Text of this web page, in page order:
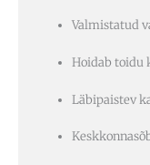
Valmistatud
Hoidab toidu
Läbipaistev